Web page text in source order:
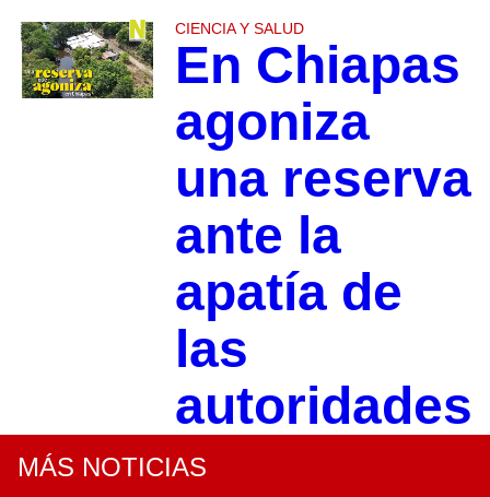
CIENCIA Y SALUD
En Chiapas
agoniza
una reserva
ante la
apatía de
las
autoridades
MÁS NOTICIAS